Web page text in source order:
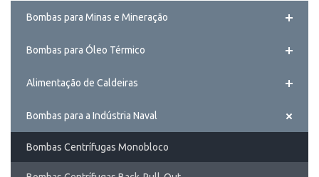
Bombas para Minas e Mineração
Bombas para Óleo Térmico
Alimentação de Caldeiras
Bombas para a Indústria Naval
Bombas Centrífugas Monobloco